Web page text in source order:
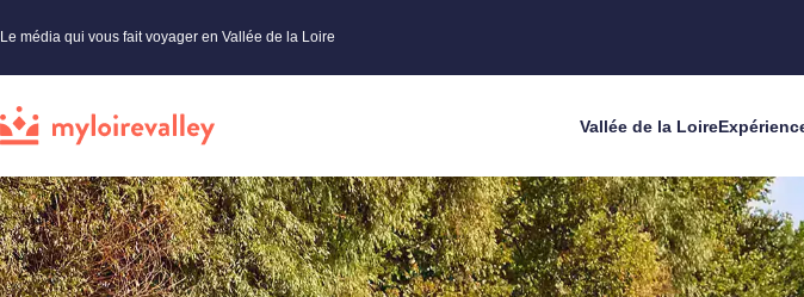
Le média qui vous fait voyager en Vallée de la Loire
Vallée de la Loire